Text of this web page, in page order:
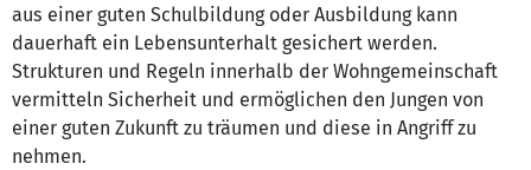
aus einer guten Schulbildung oder Ausbildung kann
dauerhaft ein Lebensunterhalt gesichert werden.
Strukturen und Regeln innerhalb der Wohngemeinschaft
vermitteln Sicherheit und ermöglichen den Jungen von
einer guten Zukunft zu träumen und diese in Angriff zu
nehmen.